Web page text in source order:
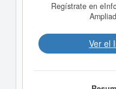
Regístrate en
Ver el